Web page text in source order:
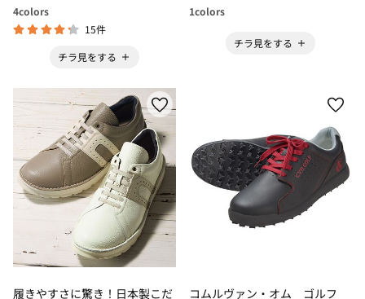
4colors
15件
チラ見をする
1colors
チラ見をする
履きやすさに驚き！日本製こだ
コムルヴァン・オム ゴルフ